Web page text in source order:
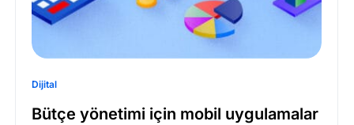
Dijital
Bütçe yönetimi için mobil uygulamalar